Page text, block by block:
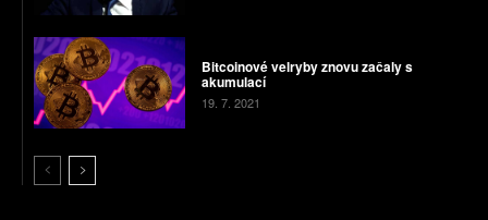
Bitcoinové velryby znovu začaly s
akumulací
19. 7. 2021